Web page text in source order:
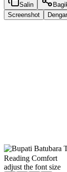
Salin
Screenshot
Reading Comfort
adjust the font size